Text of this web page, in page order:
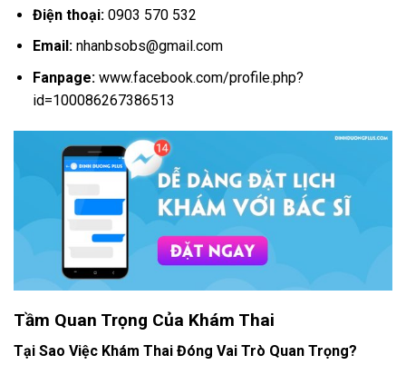
Điện thoại: 0903 570 532
Email: nhanbsobs@gmail.com
Fanpage: www.facebook.com/profile.php?
id=100086267386513
Tầm Quan Trọng Của Khám Thai
Tại Sao Việc Khám Thai Đóng Vai Trò Quan Trọng?